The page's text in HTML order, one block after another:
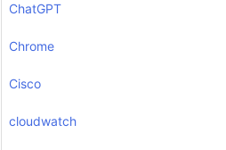
ChatGPT
Chrome
Cisco
cloudwatch